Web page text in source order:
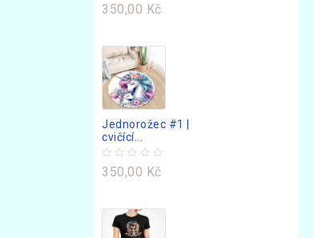
350,00 Kč
Jednorožec #1 |
cvičící...
350,00 Kč